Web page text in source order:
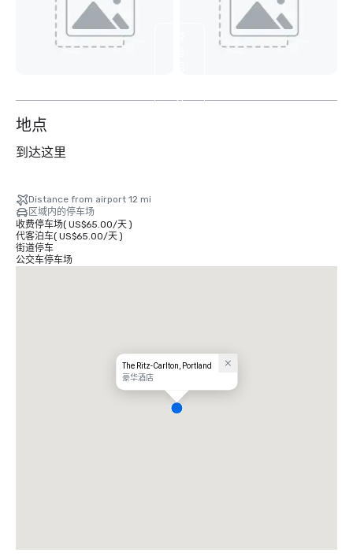
11
地点
到达这里
Distance from airport 12 mi
区域内的停车场
收费停车场( US$65.00/天)
代客泊车( US$65.00/天)
街道停车
公交车停车场
The Ritz-Carlton, Portland
豪华酒店